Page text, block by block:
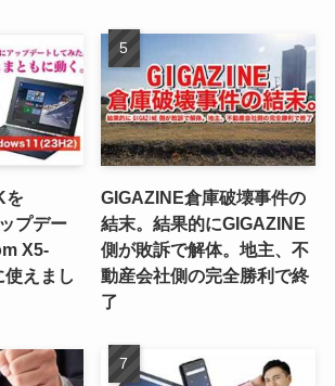
を
プデー
X5-
えまし
GIGAZINE倉庫破壊事件の
結末。結果的にGIGAZINE
側が敗訴で解体。地主、不
動産会社側の完全勝利で終
了